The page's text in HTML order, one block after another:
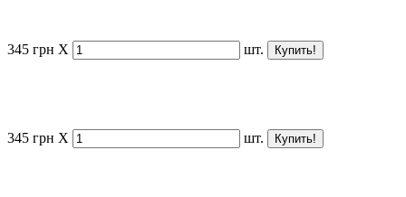
345 грн X шт.
345 грн X шт.